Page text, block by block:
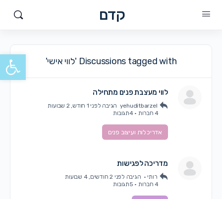
קדם
Discussions tagged with 'לווי אישי'
לווי מעצבת פנים מתחילה
yehuditbarzel הגיבה לפני 1 חודש, 2 שבועות
4 חברות
· 4תגובות
אדריכלות ועיצוב פנים
מדריכה לפגישות
רותי • הגיבה לפני 2 חודשים, 4 שבועות
4 חברות
· 5תגובות
פתח